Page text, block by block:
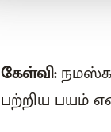
கேள்வி:
பற்றிய பயம்